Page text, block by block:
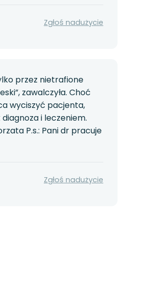
Zgłoś nadużycie
przez nietrafione
zawalczyła. Choć
wyciszyć pacjenta,
i leczeniem.
P.s.: Pani dr pracuje
Zgłoś nadużycie